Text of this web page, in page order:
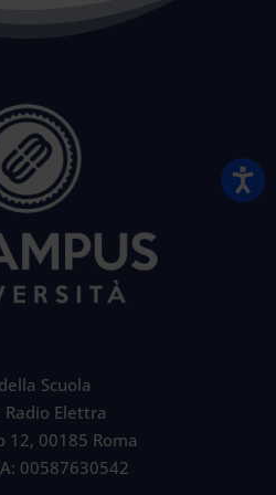
Scuola
Radio Elettra
12, 00185 Roma
00587630542